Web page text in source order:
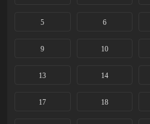
5 6
9 10
13 14
17 18